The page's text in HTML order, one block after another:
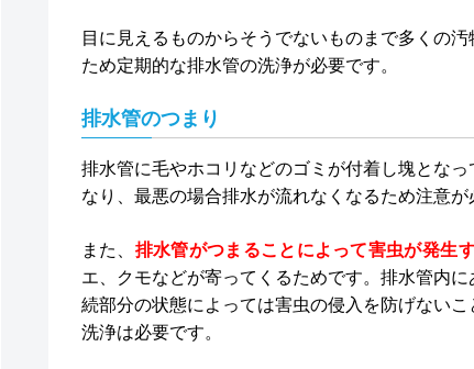
目に見えるものからそうでないものまで多くの
ため定期的な排水管の洗浄が必要です。
排水管のつまり
排水管に毛やホコリなどのゴミが付着し塊とな
なり、最悪の場合排水が流れなくなるため注意が
また、 排水管がつまることによって害虫が発生
エ、クモなどが寄ってくるためです。排水管内
続部分の状態によっては害虫の侵入を防げない
洗浄は必要です。